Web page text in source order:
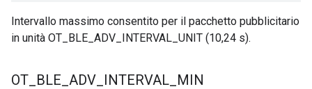
Intervallo massimo consentito per il pacchetto pubblicitario
in unità OT_BLE_ADV_INTERVAL_UNIT (10,24 s).
OT BLE ADV INTERVAL MIN